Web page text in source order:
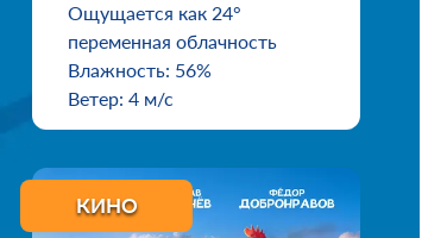
Ощущается как 24°
переменная облачность
Влажность: 56%
Ветер: 4 м/с
КИНО